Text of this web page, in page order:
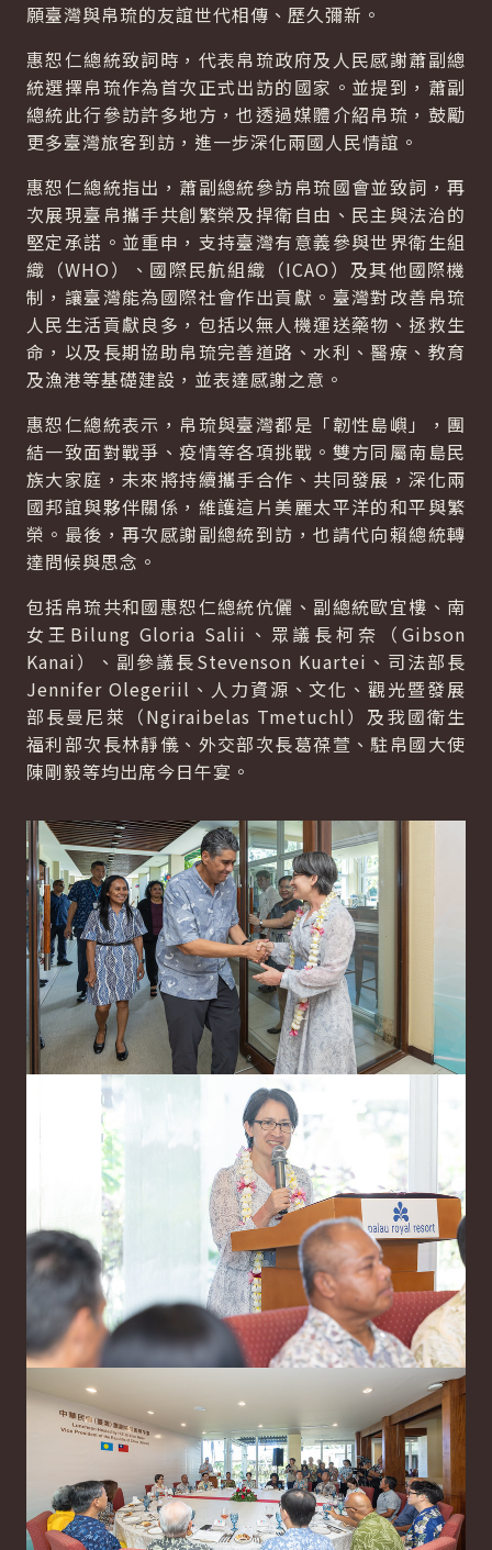
願臺灣與帛琉的友誼世代相傳、歷久彌新。
惠恕仁總統致詞時，代表帛琉政府及人民感謝蕭副總
統選擇帛琉作為首次正式出訪的國家。並提到，蕭副
總統此行參訪許多地方，也透過媒體介紹帛琉，鼓勵
更多臺灣旅客到訪，進一步深化兩國人民情誼。
惠恕仁總統指出，蕭副總統參訪帛琉國會並致詞，再
次展現臺帛攜手共創繁榮及捍衛自由、民主與法治的
堅定承諾。並重申，支持臺灣有意義參與世界衛生組
織（WHO）、國際民航組織（ICAO）及其他國際機
制，讓臺灣能為國際社會作出貢獻。臺灣對改善帛琉
人民生活貢獻良多，包括以無人機運送藥物、拯救生
命，以及長期協助帛琉完善道路、水利、醫療、教育
及漁港等基礎建設，並表達感謝之意。
惠恕仁總統表示，帛琉與臺灣都是「韌性島嶼」，團
結一致面對戰爭、疫情等各項挑戰。雙方同屬南島民
族大家庭，未來將持續攜手合作、共同發展，深化兩
國邦誼與夥伴關係，維護這片美麗太平洋的和平與繁
榮。最後，再次感謝副總統到訪，也請代向賴總統轉
達問候與思念。
包括帛琉共和國惠恕仁總統伉儷、副總統歐宜樓、南
女王Bilung Gloria Salii、眾議長柯奈（Gibson
Kanai）、副參議長Stevenson Kuartei、司法部長
Jennifer Olegeriil、人力資源、文化、觀光暨發展
部長曼尼萊（Ngiraibelas Tmetuchl）及我國衛生
福利部次長林靜儀、外交部次長葛葆萱、駐帛國大使
陳剛毅等均出席今日午宴。